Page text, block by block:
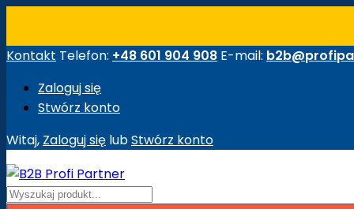
Kontakt Telefon: +48 601 904 908 E-mail:
Zaloguj się
Stwórz konto
Witaj, Zaloguj się lubStwórz konto